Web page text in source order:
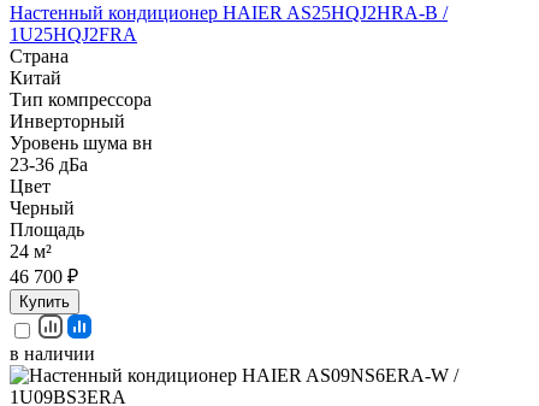
Настенный кондиционер HAIER AS25HQJ2HRA-B /
1U25HQJ2FRA
Страна
Китай
Тип компрессора
Инверторный
Уровень шума вн
23-36 дБа
Цвет
Черный
Площадь
24 м²
46 700 ₽
Купить
в наличии